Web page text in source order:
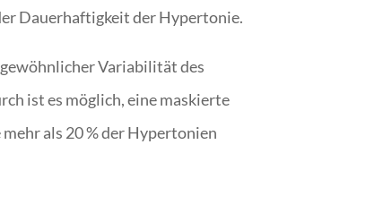
Dauerhaftigkeit der Hypertonie.
Variabilität des
ist es möglich, eine maskierte
als 20 % der Hypertonien